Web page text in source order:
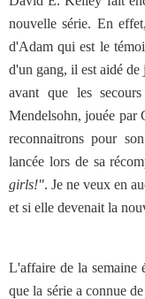
nouvelle série. En
d'Adam qui est le
d'un gang, il est aidé de
avant que les
Mendelsohn, jouée par
reconnaitrons pour
lancée lors de sa
girls!". Je ne veux en
et si elle devenait la
L'affaire de la semaine
que la série a connue